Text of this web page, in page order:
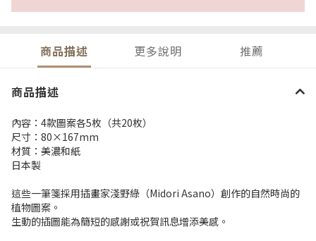
商品描述 更多說明 推薦
商品描述
內容：4款圖案各5枚（共20枚）
尺寸：80×167mm
材質：美濃和紙
日本製
這些一筆箋採用插畫家淺野綠（Midori Asano）創作的自然時尚的
植物圖案。
生動的插圖能為簡短的感謝或祝賀訊息增添美感。